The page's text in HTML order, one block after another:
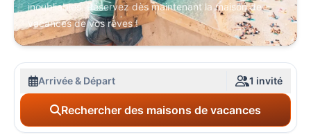
inoubliables. Réservez dès maintenant la maison de
vacances de vos rêves !
Arrivée & Départ 1 invité
Rechercher des maisons de vacances